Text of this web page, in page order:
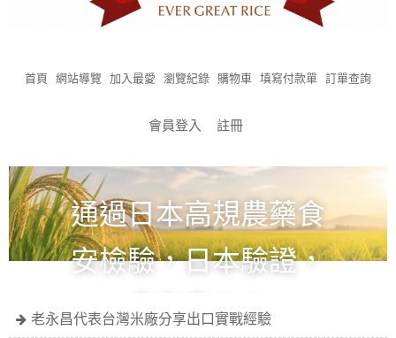
首頁 網站導覽 加入最愛 瀏覽紀錄 購物車 填寫付款單 訂單查詢
會員登入 註冊
通過日本高規農藥食
安檢驗，日本驗證，
食在安心！
老永昌代表台灣米廠分享出口實戰經驗